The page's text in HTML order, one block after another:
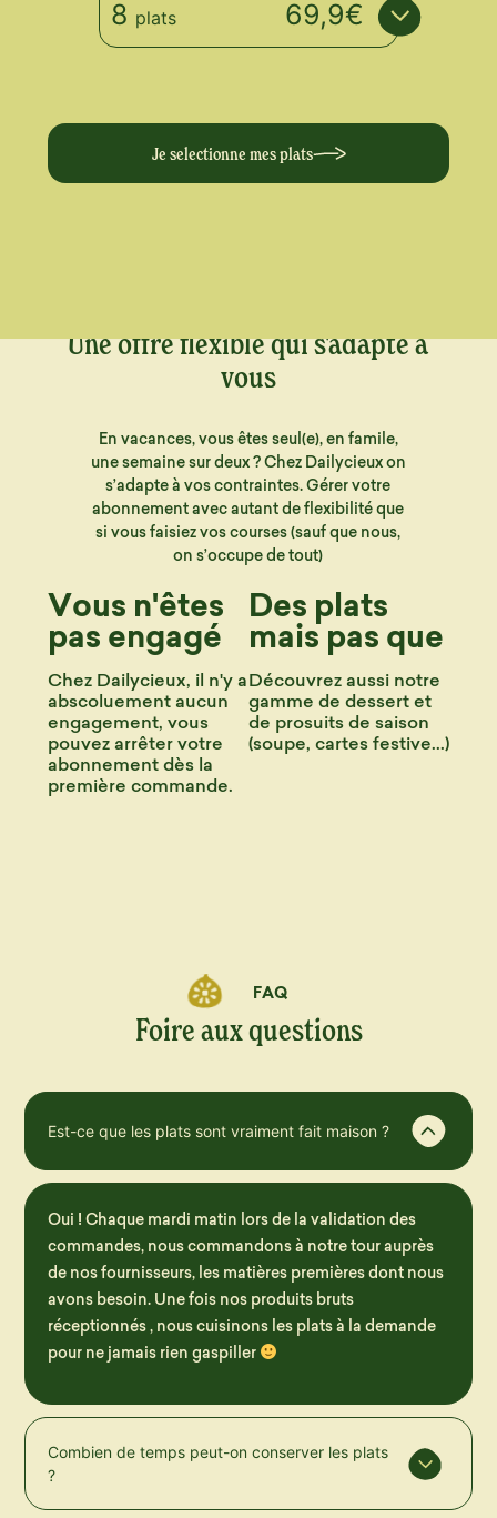
8 plats 69,9€
Je selectionne mes plats
Une offre flexible qui s'adapte à
vous
En vacances, vous êtes seul(e), en famile,
une semaine sur deux ? Chez Dailycieux on
s’adapte à vos contraintes. Gérer votre
abonnement avec autant de flexibilité que
si vous faisiez vos courses (sauf que nous,
on s’occupe de tout)
Vous n'êtes
pas engagé
Chez Dailycieux, il n'y a
abscoluement aucun
engagement, vous
pouvez arrêter votre
abonnement dès la
première commande.
Des plats
mais pas que
Découvrez aussi notre
gamme de dessert et
de prosuits de saison
(soupe, cartes festive...)
FAQ
Foire aux questions
Est-ce que les plats sont vraiment fait maison ?
Oui ! Chaque mardi matin lors de la validation des
commandes, nous commandons à notre tour auprès
de nos fournisseurs, les matières premières dont nous
avons besoin. Une fois nos produits bruts
réceptionnés , nous cuisinons les plats à la demande
pour ne jamais rien gaspiller
Combien de temps peut-on conserver les plats
?